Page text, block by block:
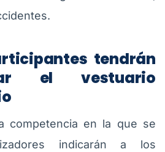
tendrán
el vestuario
competencia en la que se
indicarán a los